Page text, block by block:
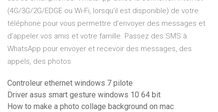
(4G/3G/2G/EDGE ou Wi-Fi, lorsqu'il est disponible) de votre
téléphone pour vous permettre d’envoyer des messages et
d’appeler vos amis et votre famille. Passez des SMS à
WhatsApp pour envoyer et recevoir des messages, des
appels, des photos
Controleur ethernet windows 7 pilote
Driver asus smart gesture windows 10 64 bit
How to make a photo collage background on mac